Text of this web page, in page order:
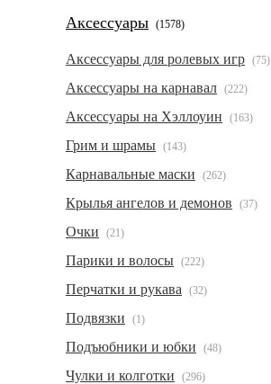
Аксессуары (1578)
Аксессуары для ролевых игр (75)
Аксессуары на карнавал (222)
Аксессуары на Хэллоуин (163)
Грим и шрамы (143)
Карнавальные маски (262)
Крылья ангелов и демонов (37)
Очки (21)
Парики и волосы (222)
Перчатки и рукава (32)
Подвязки (1)
Подъюбники и юбки (48)
Чулки и колготки (296)